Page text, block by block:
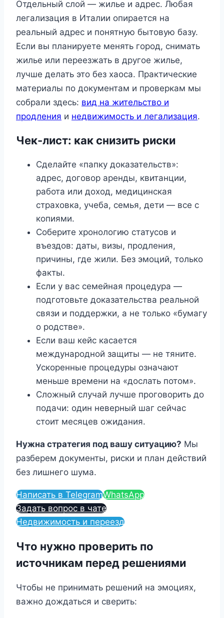
Отдельный слой — жилье и адрес. Любая
легализация в Италии опирается на
реальный адрес и понятную бытовую базу.
Если вы планируете менять город, снимать
жилье или переезжать в другое жилье,
лучше делать это без хаоса. Практические
материалы по документам и проверкам мы
собрали здесь: вид на жительство и
продления и недвижимость и легализация.
Чек-лист: как снизить риски
Сделайте «папку доказательств»:
адрес, договор аренды, квитанции,
работа или доход, медицинская
страховка, учеба, семья, дети — все с
копиями.
Соберите хронологию статусов и
въездов: даты, визы, продления,
причины, где жили. Без эмоций, только
факты.
Если у вас семейная процедура —
подготовьте доказательства реальной
связи и поддержки, а не только «бумагу
о родстве».
Если ваш кейс касается
международной защиты — не тяните.
Ускоренные процедуры означают
меньше времени на «дослать потом».
Сложный случай лучше проговорить до
подачи: один неверный шаг сейчас
стоит месяцев ожидания.
Нужна стратегия под вашу ситуацию? Мы
разберем документы, риски и план действий
без лишнего шума.
Написать в TelegramWhatsApp
Задать вопрос в чате
Недвижимость и переезд
Что нужно проверить по
источникам перед решениями
Чтобы не принимать решений на эмоциях,
важно дождаться и сверить: